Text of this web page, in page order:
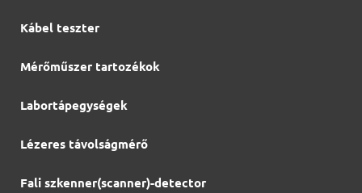
Kábel teszter
Mérőműszer tartozékok
Labortápegységek
Lézeres távolságmérő
Fali szkenner(scanner)-detector